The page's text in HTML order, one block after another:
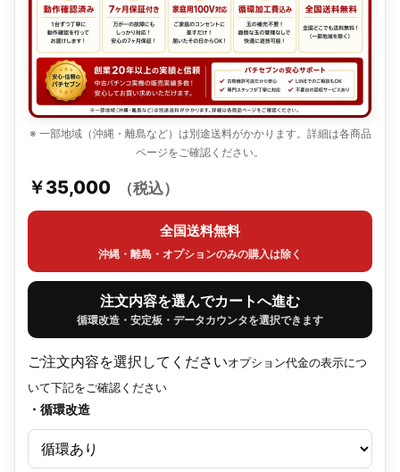
※ 一部地域（沖縄・離島など）は別途送料がかかります。詳細は各商品
ページをご確認ください。
￥35,000 （税込）
全国送料無料
沖縄・離島・オプションのみの購入は除く
注文内容を選んでカートへ進む
循環改造・安定板・データカウンタを選択できます
ご注文内容を選択してくださいオプション代金の表示につ
いて下記をご確認ください
・循環改造